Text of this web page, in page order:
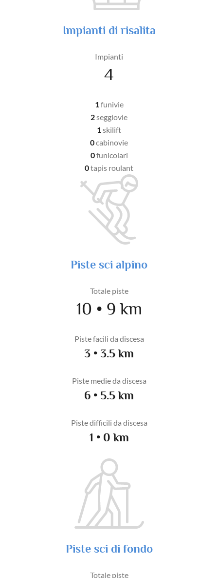
Impianti di risalita
Impianti
4
1funivie
2seggiovie
1skilift
0cabinovie
0funicolari
0tapis roulant
Piste sci alpino
Totale piste
10 • 9 km
Piste facili da discesa
3 • 3.5 km
Piste medie da discesa
6 • 5.5 km
Piste difficili da discesa
1 • 0 km
Piste sci di fondo
Totale piste